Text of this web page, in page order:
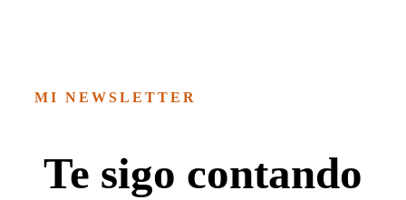
MI NEWSLETTER
Te sigo contando